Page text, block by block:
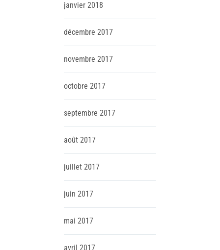
janvier 2018
décembre 2017
novembre 2017
octobre 2017
septembre 2017
août 2017
juillet 2017
juin 2017
mai 2017
avril 2017